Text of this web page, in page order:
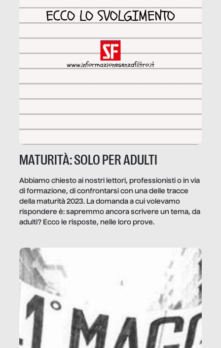
MATURITÀ: SOLO PER ADULTI
Abbiamo chiesto ai nostri lettori, professionisti o in via
di formazione, di confrontarsi con una delle tracce
della maturità 2023. La domanda a cui volevamo
rispondere è: sapremmo ancora scrivere un tema, da
adulti? Ecco le risposte, nelle loro prove.